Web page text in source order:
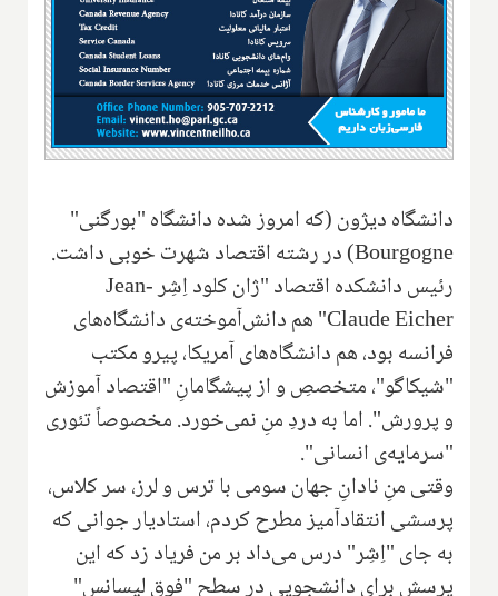
دانشگاه دیژون (که امروز شده دانشگاه "بورگنی"
Bourgogne‌) در رشته اقتصاد شهرت خوبی داشت.
رئیس دانشکده اقتصاد "ژان کلود اِشِرJean-
Claude Eicher" هم دانش‌آموخته‌ی دانشگاه‌های
فرانسه بود، هم دانشگاه‌های آمریکا، پیرو مکتب
"شیکاگو"، متخصصِ و از پیشگامانِ "اقتصاد آموزش
و پرورش". اما به دردِ منِ نمی‌خورد. مخصوصاً تئوری
"سرمایه‌ی انسانی".
وقتی منِ نادانِ جهان سومی با ترس و لرز، سر کلاس،
پرسشی انتقاد‌آمیز مطرح کردم، استادیار جوانی که
به جای "اِشِر" درس می‌داد بر من فریاد زد که این
پرسش برای دانشجويی در سطح "فوق لیسانس"